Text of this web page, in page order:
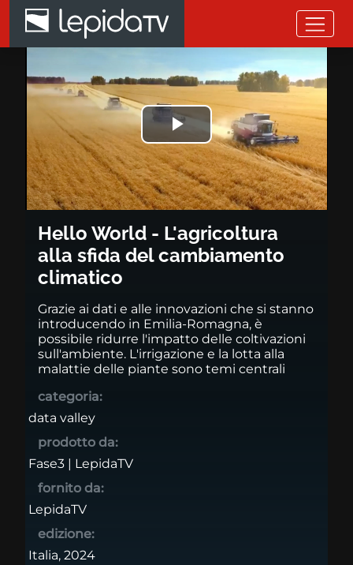
Salta al contenuto principale
Hello World - L'agricoltura
Riprodurre
il
video
Hello World - L'agricoltura
alla sfida del cambiamento
climatico
Grazie ai dati e alle innovazioni che si stanno
introducendo in Emilia-Romagna, è
possibile ridurre l'impatto delle coltivazioni
sull'ambiente. L'irrigazione e la lotta alla
malattie delle piante sono temi centrali
categoria:
data valley
prodotto da:
Fase3 | LepidaTV
fornito da:
LepidaTV
edizione:
Italia, 2024